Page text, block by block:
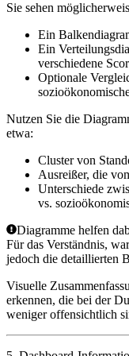
Sie sehen
Ein
Ein
verschiedene
Optionale
Nutzen Sie die
etwa:
Cluster von
Ausreißer, die
Unterschiede
vs.
Diagramme helfen
Für das Verständnis,
jedoch die detaillierten
Visuelle
erkennen, die bei der
weniger offensichtlich